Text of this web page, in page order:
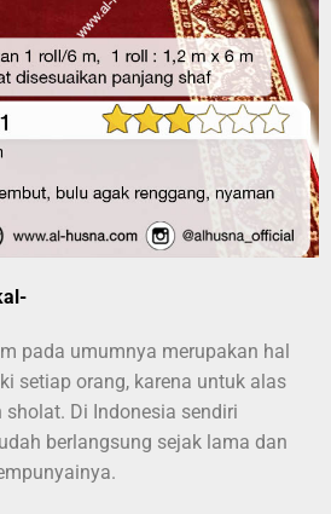
pada umumnya merupakan hal
setiap orang, karena untuk alas
Di Indonesia sendiri
berlangsung sejak lama dan